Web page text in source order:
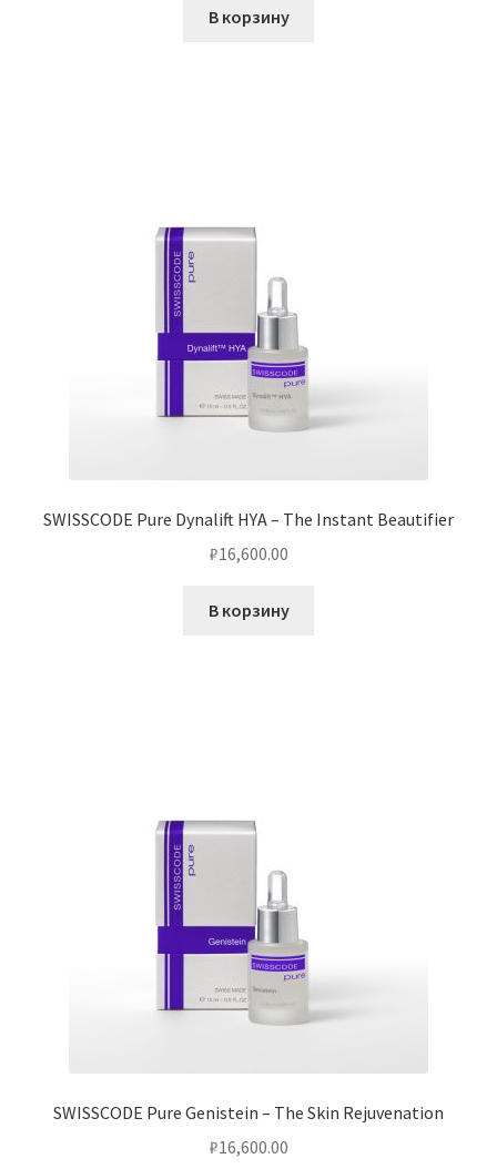
В корзину
SWISSCODE Pure Dynalift HYA – The Instant Beautifier
₽16,600.00
В корзину
SWISSCODE Pure Genistein – The Skin Rejuvenation
₽16,600.00